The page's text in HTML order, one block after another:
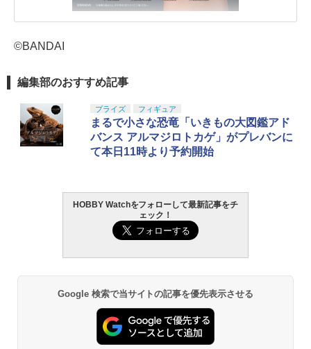
©BANDAI
編集部のおすすめ記事
プライズ フィギュア
まるで小さな恐竜「いきもの大図鑑アド
バンス アルマジロトカゲ」がプレバンに
て本日11時より予約開始
HOBBY Watchをフォローして最新記事をチ
ェック！
Google 検索で当サイトの記事を優先表示させる